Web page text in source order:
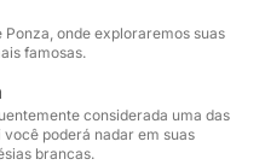
snorkel em águas
divertir com nosso SUP
de puro luxo e
onde exploraremos suas
famosas.
considerada uma das
você poderá nadar em suas
brancas.